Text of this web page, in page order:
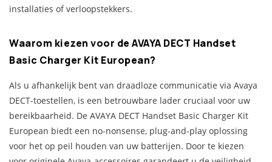
installaties of verloopstekkers.
Waarom kiezen voor de AVAYA DECT Handset
Basic Charger Kit European?
Als u afhankelijk bent van draadloze communicatie via Avaya
DECT-toestellen, is een betrouwbare lader cruciaal voor uw
bereikbaarheid. De AVAYA DECT Handset Basic Charger Kit
European biedt een no-nonsense, plug-and-play oplossing
voor het op peil houden van uw batterijen. Door te kiezen